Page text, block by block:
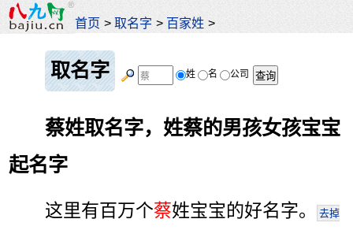
首页 >取名字 > 百家姓 >
取名字 姓 名 公司
蔡姓取名字，姓蔡的男孩女孩宝宝
起名字
这里有百万个蔡姓宝宝的好名字。 去掉